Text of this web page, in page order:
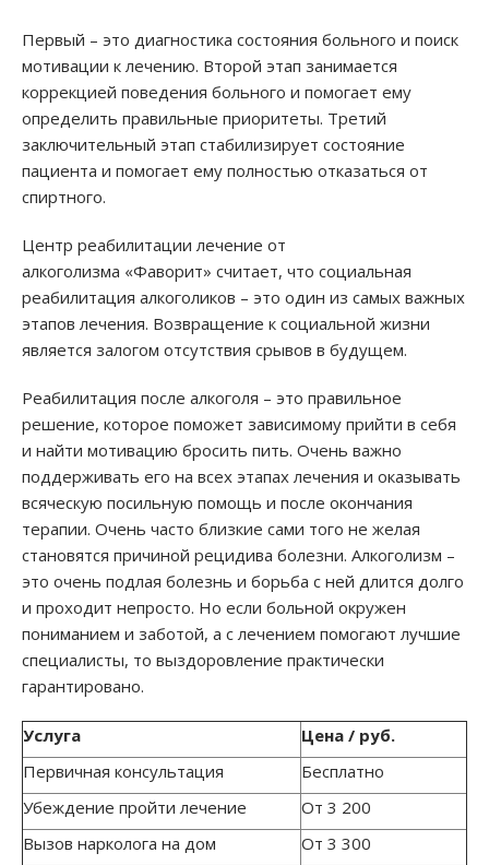
Первый – это диагностика состояния больного и поиск
мотивации к лечению. Второй этап занимается
коррекцией поведения больного и помогает ему
определить правильные приоритеты. Третий
заключительный этап стабилизирует состояние
пациента и помогает ему полностью отказаться от
спиртного.
Центр реабилитации лечение от
алкоголизма «Фаворит» считает, что социальная
реабилитация алкоголиков – это один из самых важных
этапов лечения. Возвращение к социальной жизни
является залогом отсутствия срывов в будущем.
Реабилитация после алкоголя – это правильное
решение, которое поможет зависимому прийти в себя
и найти мотивацию бросить пить. Очень важно
поддерживать его на всех этапах лечения и оказывать
всяческую посильную помощь и после окончания
терапии. Очень часто близкие сами того не желая
становятся причиной рецидива болезни. Алкоголизм –
это очень подлая болезнь и борьба с ней длится долго
и проходит непросто. Но если больной окружен
пониманием и заботой, а с лечением помогают лучшие
специалисты, то выздоровление практически
гарантировано.
Услуга
Цена / руб.
Первичная консультация
Бесплатно
Убеждение пройти лечение
От 3 200
Вызов нарколога на дом
От 3 300